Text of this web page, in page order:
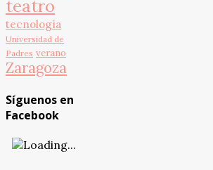
teatro
tecnología
Universidad de
Padres verano
Zaragoza
Síguenos en
Facebook